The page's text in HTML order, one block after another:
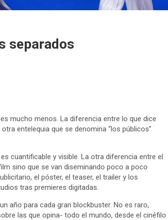
separados
mucho menos. La diferencia entre lo que dice
entelequia que se denomina “los públicos”
cuantificable y visible. La otra diferencia entre el
sino que se van diseminando poco a poco
el póster, el teaser, el trailer y los
tras premieres digitadas.
año para cada gran blockbuster. No es raro,
las que opina- todo el mundo, desde el cinéfilo